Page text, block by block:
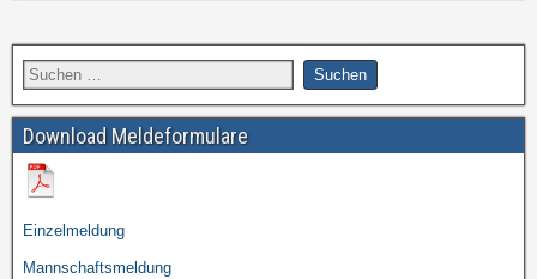
Download Meldeformulare
Einzelmeldung
Mannschaftsmeldung